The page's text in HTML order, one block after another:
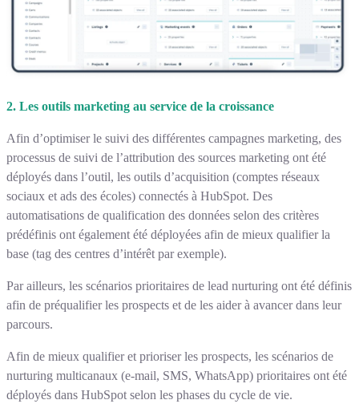
2. Les outils marketing au service de la croissance
Afin d’optimiser le suivi des différentes campagnes marketing, des
processus de suivi de l’attribution des sources marketing ont été
déployés dans l’outil, les outils d’acquisition (comptes réseaux
sociaux et ads des écoles) connectés à HubSpot. Des
automatisations de qualification des données selon des critères
prédéfinis ont également été déployées afin de mieux qualifier la
base (tag des centres d’intérêt par exemple).
Par ailleurs, les scénarios prioritaires de lead nurturing ont été définis
afin de préqualifier les prospects et de les aider à avancer dans leur
parcours.
Afin de mieux qualifier et prioriser les prospects, les scénarios de
nurturing multicanaux (e-mail, SMS, WhatsApp) prioritaires ont été
déployés dans HubSpot selon les phases du cycle de vie.